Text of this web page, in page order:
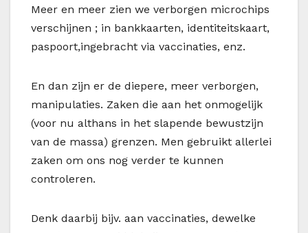
Meer en meer zien we verborgen microchips
verschijnen ; in bankkaarten, identiteitskaart,
paspoort,ingebracht via vaccinaties, enz.
En dan zijn er de diepere, meer verborgen,
manipulaties. Zaken die aan het onmogelijk
(voor nu althans in het slapende bewustzijn
van de massa) grenzen. Men gebruikt allerlei
zaken om ons nog verder te kunnen
controleren.
Denk daarbij bijv. aan vaccinaties, dewelke